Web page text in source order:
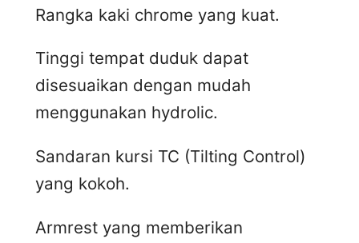
Rangka kaki chrome yang kuat.
Tinggi tempat duduk dapat
disesuaikan dengan mudah
menggunakan hydrolic.
Sandaran kursi TC (Tilting Control)
yang kokoh.
Armrest yang memberikan